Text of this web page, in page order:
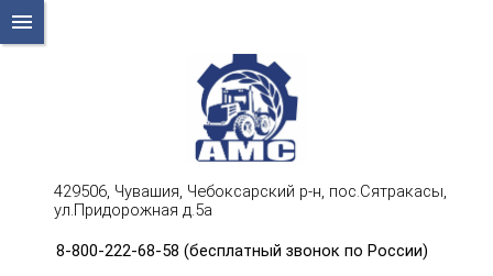
menu
429506, Чувашия, Чебоксарский р-н, пос.Сятракасы,
ул.Придорожная д.5а
8-800-222-68-58 (бесплатный звонок по России)